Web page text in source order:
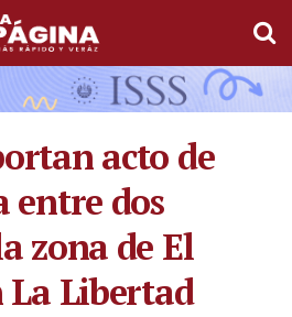
acto de
entre dos
zona de El
La Libertad